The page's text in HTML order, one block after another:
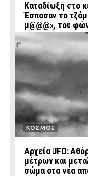
Καταδίωξη στο
Έσπασαν το
μ@@@», του
ΚΟΣΜΟΣ
Αρχεία UFO:
μέτρων και
σώμα στα νέα